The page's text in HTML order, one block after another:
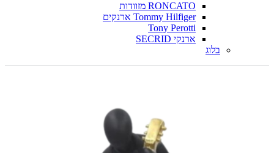
RONCATO מזוודות
Tommy Hilfiger ארנקים
Tony Perotti
ארנקי SECRID
בלוג